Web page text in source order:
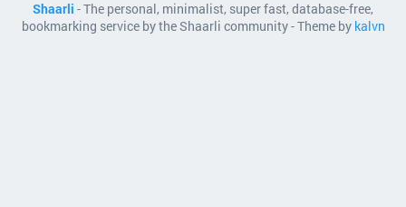
Shaarli - The personal, minimalist, super fast, database-free,
bookmarking service by the Shaarli community - Theme by kalvn